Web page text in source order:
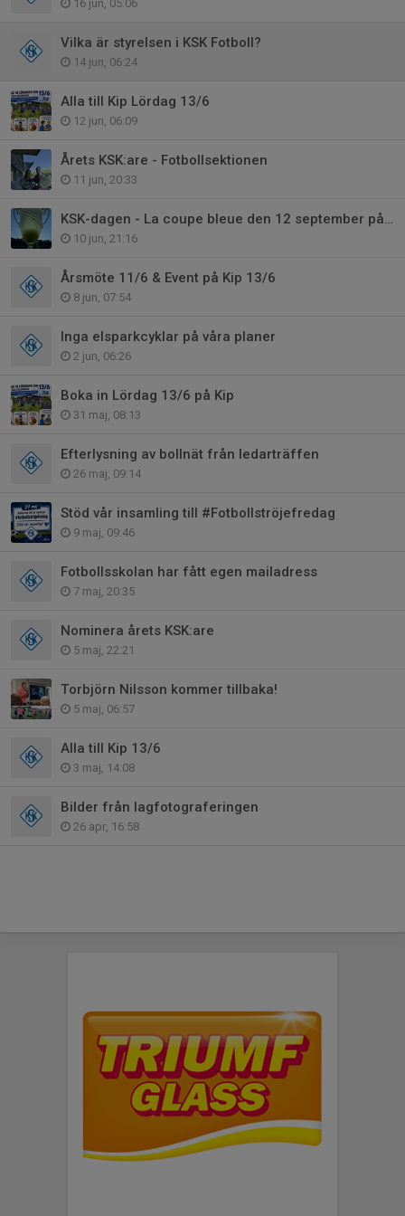
16 jun, 05:06
Vilka är styrelsen i KSK Fotboll?
14 jun, 06:24
Alla till Kip Lördag 13/6
12 jun, 06:09
Årets KSK:are - Fotbollsektionen
11 jun, 20:33
KSK-dagen - La coupe bleue den 12 september på Kållereds IP
10 jun, 21:16
Årsmöte 11/6 & Event på Kip 13/6
8 jun, 07:54
Inga elsparkcyklar på våra planer
2 jun, 06:26
Boka in Lördag 13/6 på Kip
31 maj, 08:13
Efterlysning av bollnät från ledarträffen
26 maj, 09:14
Stöd vår insamling till #Fotbollströjefredag
9 maj, 09:46
Fotbollsskolan har fått egen mailadress
7 maj, 20:35
Nominera årets KSK:are
5 maj, 22:21
Torbjörn Nilsson kommer tillbaka!
5 maj, 06:57
Alla till Kip 13/6
3 maj, 14:08
Bilder från lagfotograferingen
26 apr, 16:58